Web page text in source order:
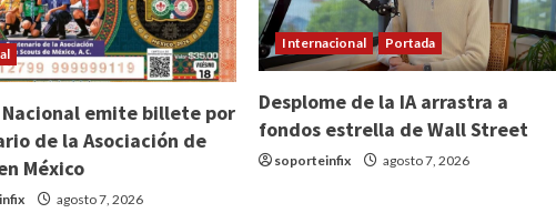
emite billete por
de la Asociación de
México
agosto 7, 2026
Internacional Portada
Desplome de la IA arrastra a
fondos estrella de Wall Street
soporteinfix agosto 7, 2026